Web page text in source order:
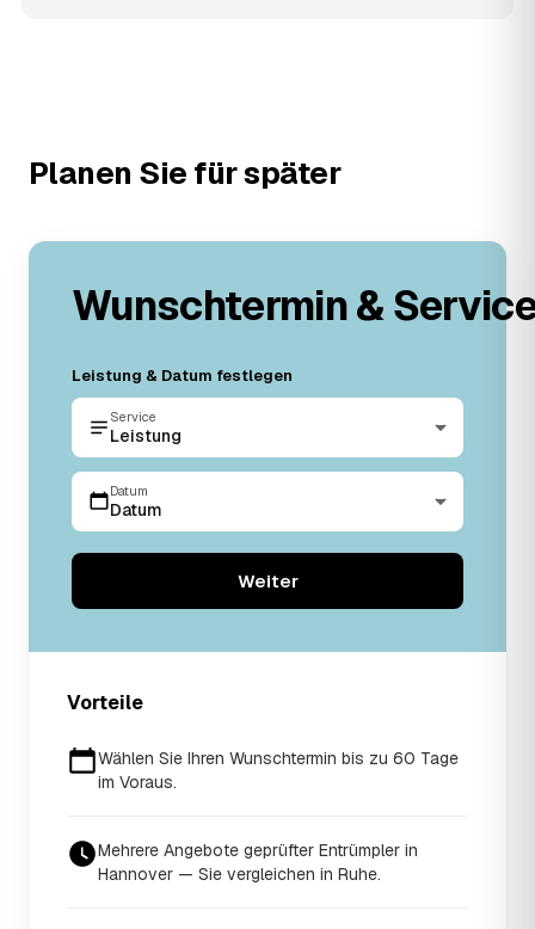
Planen Sie für später
Wunschtermin &
Leistung & Datum festlegen
Service
Leistung
Datum
Datum
Weiter
Vorteile
Wählen Sie Ihren Wunschtermin bis zu 60 Tage
im Voraus.
Mehrere Angebote geprüfter Entrümpler in
Hannover — Sie vergleichen in Ruhe.